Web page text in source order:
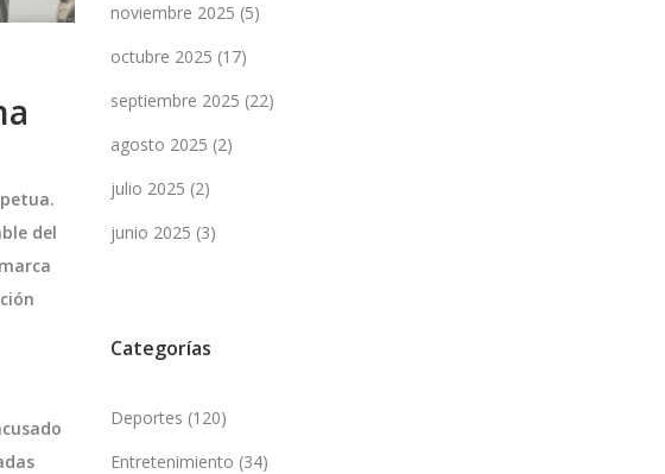
del
noviembre 2025 (5)
octubre 2025 (17)
septiembre 2025 (22)
agosto 2025 (2)
julio 2025 (2)
junio 2025 (3)
Categorías
Deportes (120)
Entretenimiento (34)